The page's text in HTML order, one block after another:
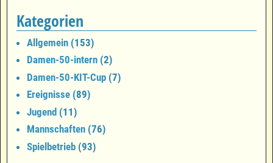
Kategorien
Allgemein (153)
Damen-50-intern (2)
Damen-50-KIT-Cup (7)
Ereignisse (89)
Jugend (11)
Mannschaften (76)
Spielbetrieb (93)